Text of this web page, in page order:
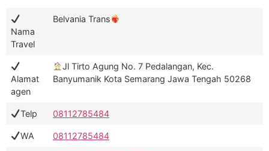
Nama
Travel
Belvania Trans
Alamat
agen
Jl Tirto Agung No. 7 Pedalangan, Kec.
Banyumanik Kota Semarang Jawa Tengah 50268
Telp 08112785484
WA 08112785484